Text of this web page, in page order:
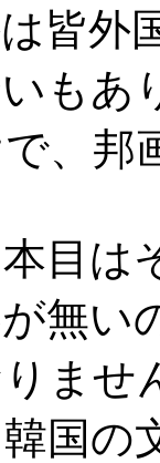
皆外
もあ
、邦
目は
無い
ませ
国の